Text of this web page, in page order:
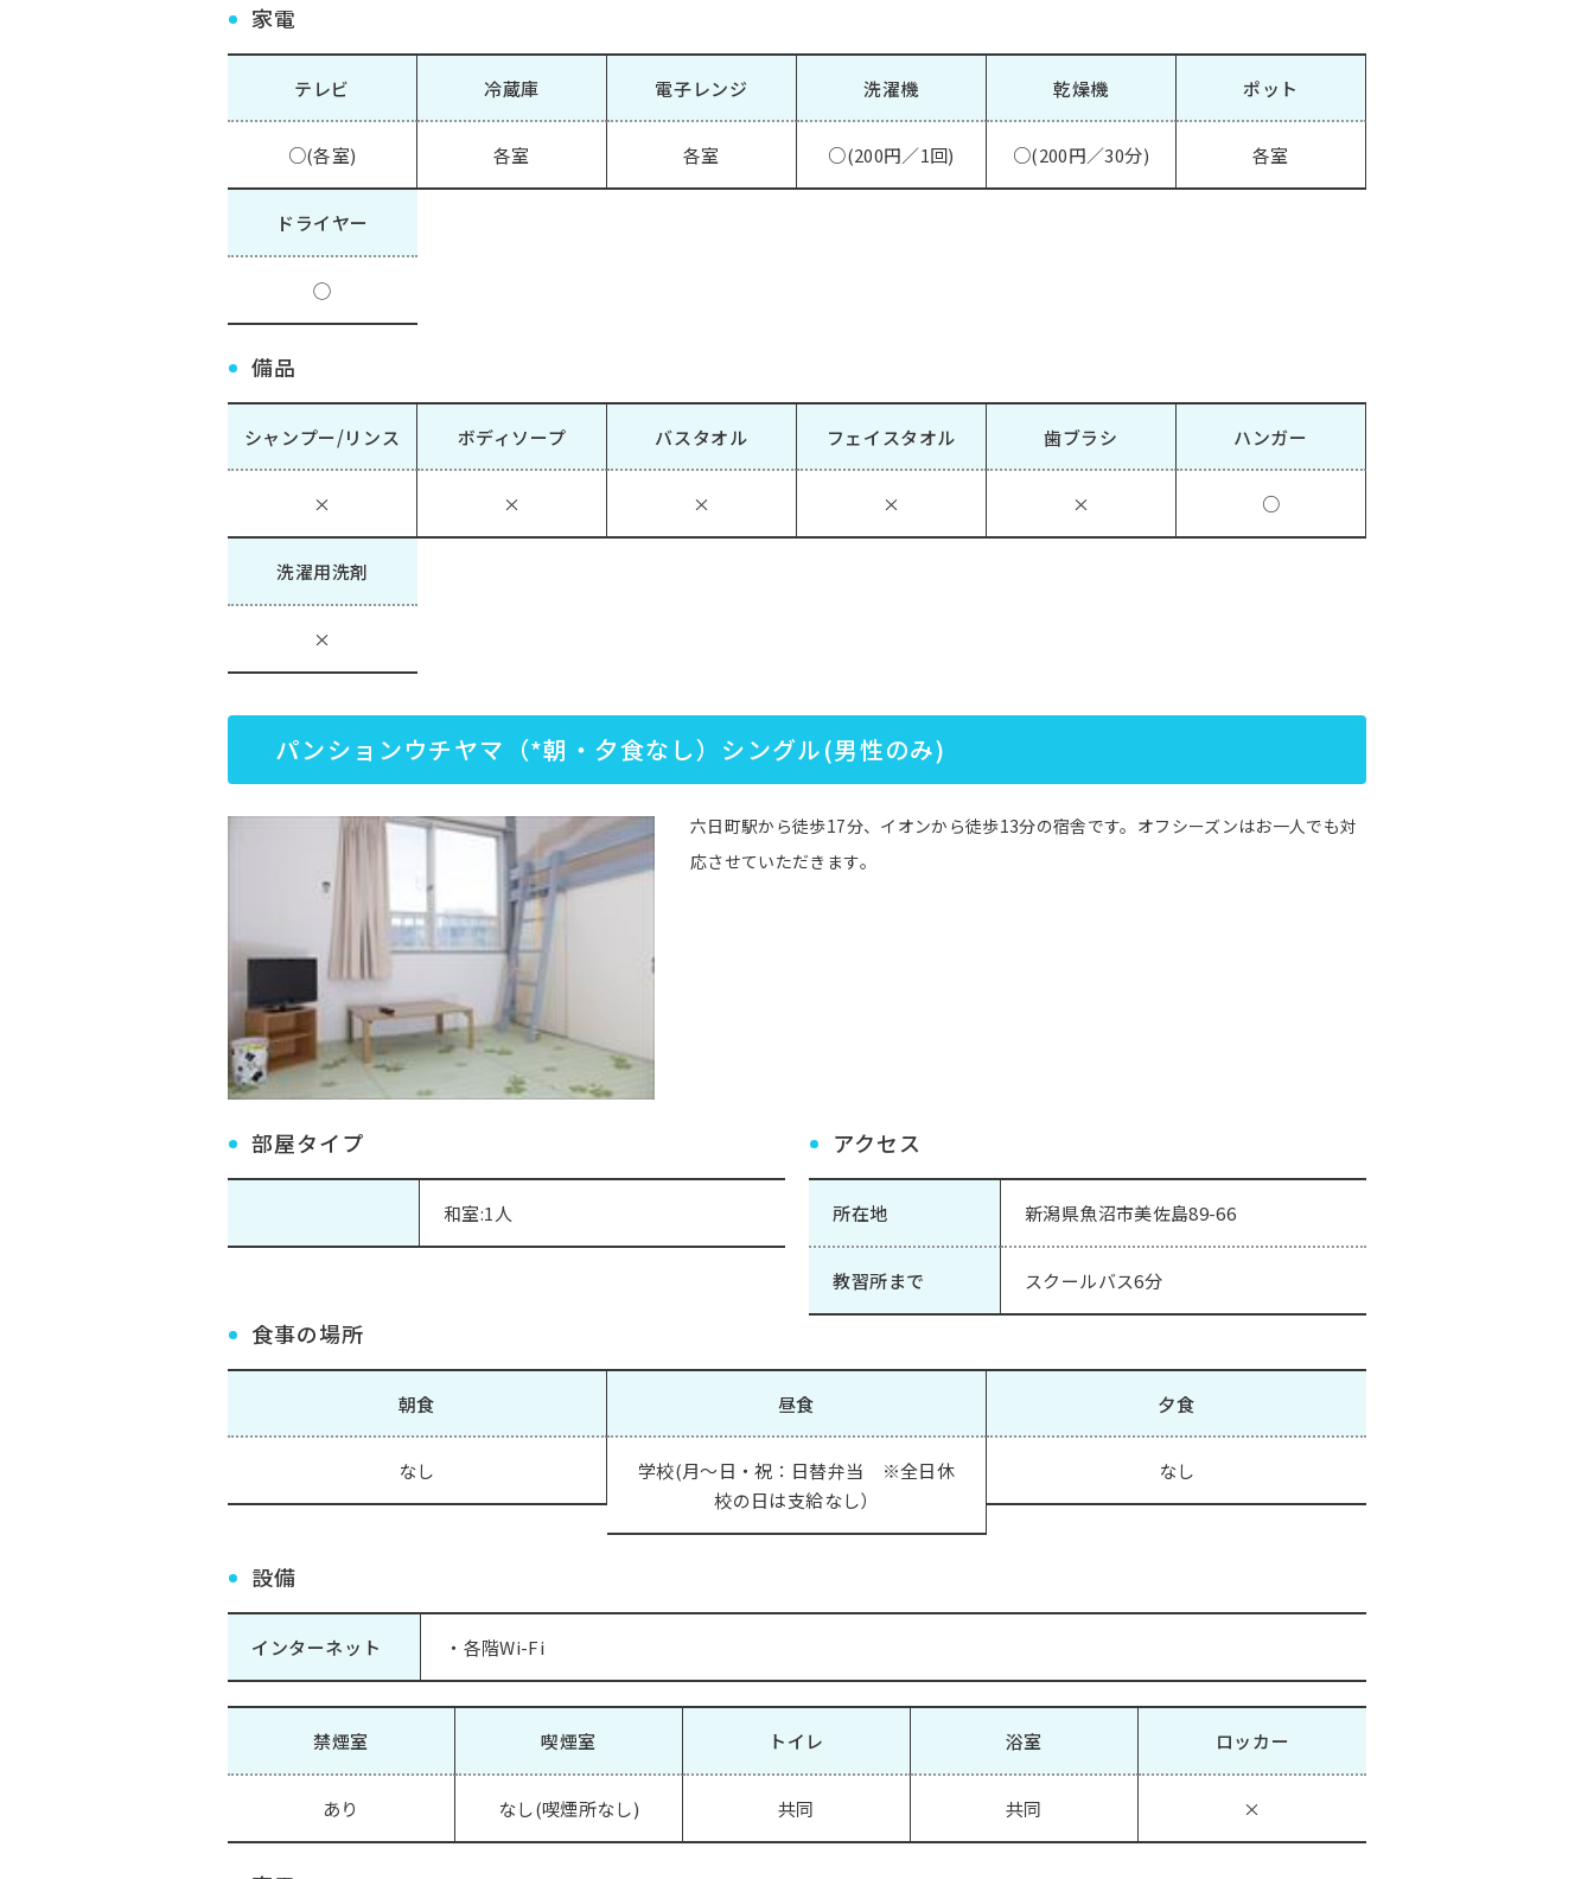
家電
テレビ
○(各室)
冷蔵庫
各室
電子レンジ
各室
洗濯機
○(200円／1回)
乾燥機
○(200円／30分)
ポット
各室
ドライヤー
◯
備品
シャンプー/リンス
×
ボディソープ
×
バスタオル
×
フェイスタオル
×
歯ブラシ
×
ハンガー
○
洗濯用洗剤
×
パンションウチヤマ（*朝・夕食なし）シングル(男性のみ)
六日町駅から徒歩17分、イオンから徒歩13分の宿舎です。オフシーズンはお一人でも対
応させていただきます。
部屋タイプ
和室:1人
アクセス
所在地 新潟県魚沼市美佐島89-66
教習所まで スクールバス6分
食事の場所
朝食
なし
昼食
学校(月～日・祝：日替弁当 ※全日休
校の日は支給なし）
夕食
なし
設備
インターネット ・各階Wi-Fi
禁煙室
あり
喫煙室
なし(喫煙所なし)
トイレ
共同
浴室
共同
ロッカー
×